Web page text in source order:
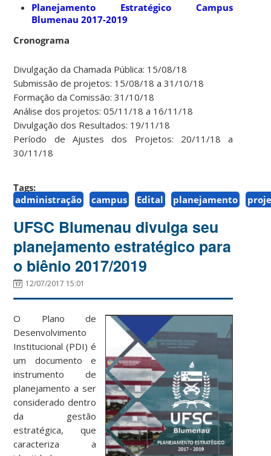
Planejamento Estratégico Campus
Blumenau 2017-2019
Cronograma
Divulgação da Chamada Pública: 15/08/18
Submissão de projetos: 15/08/18 a 31/10/18
Formação da Comissão: 31/10/18
Análise dos projetos: 05/11/18 a 16/11/18
Divulgação dos Resultados: 19/11/18
Período de Ajustes dos Projetos: 20/11/18 a
30/11/18
Tags:
administração
campus Edital planejamento
UFSC Blumenau divulga seu
planejamento estratégico para
o biênio 2017/2019
12/07/2017 15:01
O Plano de
Desenvolvimento
Institucional (PDI) é
um documento e
instrumento de
planejamento a ser
considerado dentro
da gestão
estratégica, que
caracteriza a